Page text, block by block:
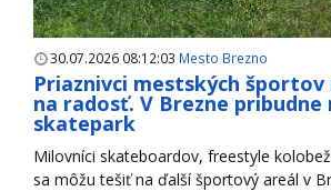
30.07.2026 08:12:03 Mesto Brezno
Priaznivci mestských športov
na radosť. V Brezne pribudne
skatepark
Milovníci skateboardov, freestyle
sa môžu tešiť na ďalší športový areál v